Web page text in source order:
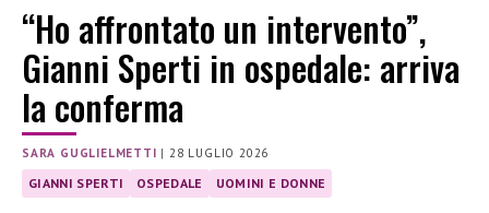
“Ho affrontato un intervento”,
Gianni Sperti in ospedale: arriva
la conferma
SARA GUGLIELMETTI | 28 LUGLIO 2026
GIANNI SPERTI OSPEDALE UOMINI E DONNE